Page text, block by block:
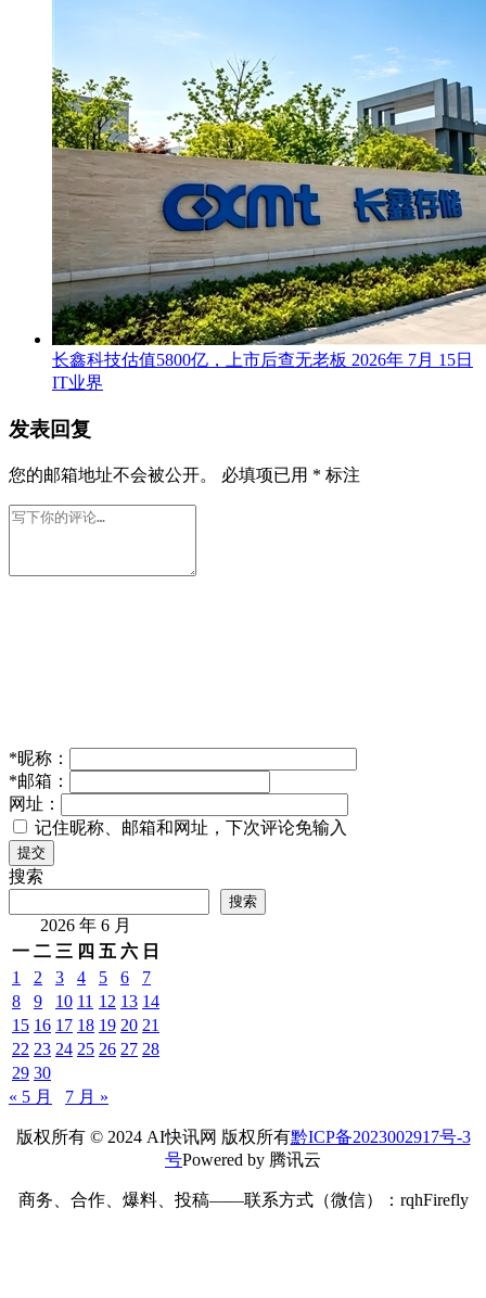
长鑫科技估值5800亿，上市后查无老板 2026年 7月 15日
IT业界
发表回复
您的邮箱地址不会被公开。 必填项已用 * 标注
*昵称：
*邮箱：
网址：
记住昵称、邮箱和网址，下次评论免输入
提交
搜索
搜索
2026 年 6 月
一 二 三 四 五 六 日
1
2 3 4 5 6
7
8
9 10 11 12 13 14
15 16 17 18 19 20 21
22 23 24 25 26 27 28
29 30
« 5 月
7 月 »
版权所有 © 2024 AI快讯网 版权所有黔ICP备2023002917号-3
号Powered by 腾讯云
商务、合作、爆料、投稿——联系方式（微信）：rqhFirefly